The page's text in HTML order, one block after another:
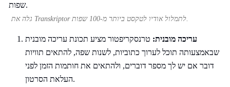
גלה את Transkriptor לתמלול אודיו לטקסט ביותר מ-100 שפות.
עריכה מובנית: טרנסקריפטור מציע תכונת עריכה מובנית
שבאמצעותה תוכל לערוך כתוביות, לשנות שפה, להתאים תוויות
דובר אם יש לך מספר דוברים, ולהתאים את חותמות הזמן לפני
העלאת הסרטון.